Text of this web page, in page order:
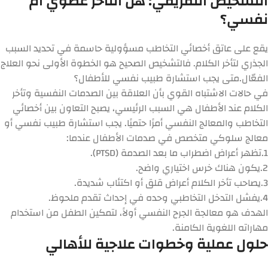
نفسي؟
يقع على عاتق أخصائي التخاطب مسؤولية حاسمة في تحديد السبب
الجذري لتأخر الكلام. فالتشخيص الصحيح هو الخطوة الأولى نحو العلاج
الفعّال.متى يجب استشارة طبيب نفسي للأطفال؟
في حالات الاشتباه القوي بأن العلاقة بين الصدمات النفسية وتأخر
الكلام عند الأطفال هي السبب الرئيسي، يصبح التعاون بين أخصائي
التخاطب والمعالج النفسي أمرًا حتميًا. يجب استشارة طبيب نفسي أو
معالج سلوكي متخصص في صدمات الأطفال عندما:
1.تظهر أعراض اضطراب ما بعد الصدمة (PTSD).
2. يكون هناك خرس اختياري واضح.
3.يصاحب تأخر الكلام أعراض قلق أو اكتئاب شديدة.
4.يفشل التدخل التخاطبي وحده في إحداث تقدم ملحوظ.
الهدف هو معالجة الجرح النفسي أولاً، لتمكين الطفل من استخدام
مهاراته اللغوية الكامنة.
حلول عملية وخطوات علاجية للأهالي